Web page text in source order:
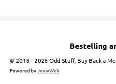
Bestelling
© 2018 - 2026 Odd Stuff, Buy Back a
Powered byJouwWeb